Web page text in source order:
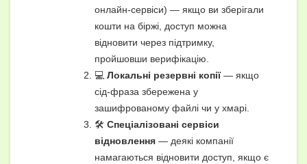
онлайн-сервіси) — якщо ви зберігали
кошти на біржі, доступ можна
відновити через підтримку,
пройшовши верифікацію.
💻 Локальні резервні копії— якщо
сід-фраза збережена у
зашифрованому файлі чи у хмарі.
🛠 Спеціалізовані сервіси
відновлення — деякі компанії
намагаються відновити доступ, якщо є